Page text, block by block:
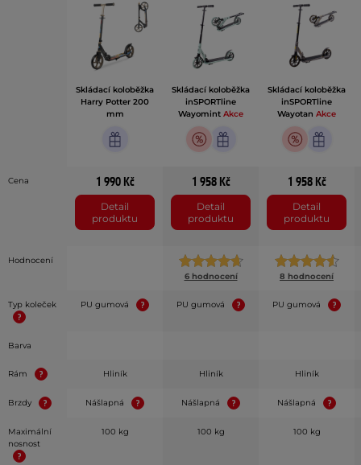
Skládací koloběžka
Harry Potter 200
mm
Skládací koloběžka
inSPORTline
Wayomint Akce
Skládací koloběžka
inSPORTline
Wayotan Akce
Cena 1 990 Kč
Detail
produktu
1 958 Kč
Detail
produktu
1 958 Kč
Detail
produktu
Hodnocení
6 hodnocení
8 hodnocení
Typ koleček PU gumová PU gumová PU gumová
Barva
Rám Hliník Hliník Hliník
Brzdy Nášlapná Nášlapná Nášlapná
Maximální
nosnost
100 kg 100 kg 100 kg